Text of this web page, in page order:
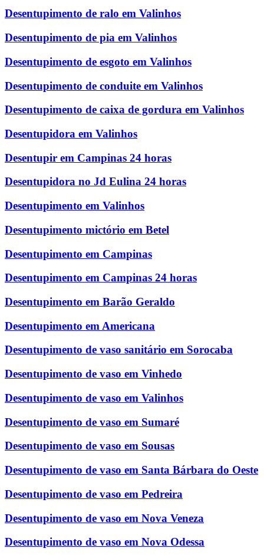
Desentupimento de ralo em Valinhos
Desentupimento de pia em Valinhos
Desentupimento de esgoto em Valinhos
Desentupimento de conduite em Valinhos
Desentupimento de caixa de gordura em Valinhos
Desentupidora em Valinhos
Desentupir em Campinas 24 horas
Desentupidora no Jd Eulina 24 horas
Desentupimento em Valinhos
Desentupimento mictório em Betel
Desentupimento em Campinas
Desentupimento em Campinas 24 horas
Desentupimento em Barão Geraldo
Desentupimento em Americana
Desentupimento de vaso sanitário em Sorocaba
Desentupimento de vaso em Vinhedo
Desentupimento de vaso em Valinhos
Desentupimento de vaso em Sumaré
Desentupimento de vaso em Sousas
Desentupimento de vaso em Santa Bárbara do Oeste
Desentupimento de vaso em Pedreira
Desentupimento de vaso em Nova Veneza
Desentupimento de vaso em Nova Odessa